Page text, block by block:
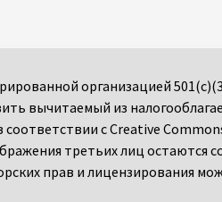
организацией
вычитаемый из
с Creative
третьих лиц остаются
прав и лицензирования